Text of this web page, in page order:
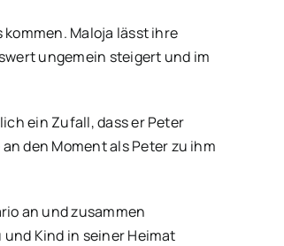
Maloja lässt ihre
ungemein steigert und im
ein Zufall, dass er Peter
den Moment als Peter zu ihm
an und zusammen
Kind in seiner Heimat